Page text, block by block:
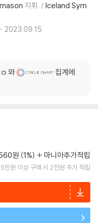
지휘
Iceland Sym
2023.09.15.
와
집계에
원 (1%) 마니아추가적립
5만원 이상 구매 시 2천원 추가 적립